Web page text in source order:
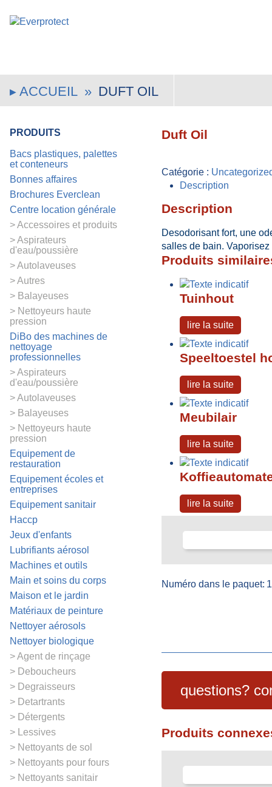
ACCUEIL » DUFT OIL
Duft Oil
Catégorie :
Description
Description
Desodorisant fort, une
salles de bain. Vaporisez
Produits
Tuinhout
lire la suite
Speeltoestel
lire la suite
Meubilair
lire la suite
lire la suite
Numéro dans le paquet:
questions?
Produits
PRODUITS
Bacs plastiques, palettes
et conteneurs
Bonnes affaires
Brochures Everclean
Centre location générale
Accessoires et produits
Aspirateurs
d'eau/poussière
Autolaveuses
Autres
Balayeuses
Nettoyeurs haute
pression
DiBo des machines de
nettoyage
professionnelles
Aspirateurs
d'eau/poussière
Autolaveuses
Balayeuses
Nettoyeurs haute
pression
Equipement de
restauration
Equipement écoles et
entreprises
Equipement sanitair
Haccp
Jeux d'enfants
Lubrifiants aérosol
Machines et outils
Main et soins du corps
Maison et le jardin
Matériaux de peinture
Nettoyer aérosols
Nettoyer biologique
Agent de rinçage
Deboucheurs
Degraisseurs
Detartrants
Détergents
Lessives
Nettoyants de sol
Nettoyants pour fours
Nettoyants sanitair